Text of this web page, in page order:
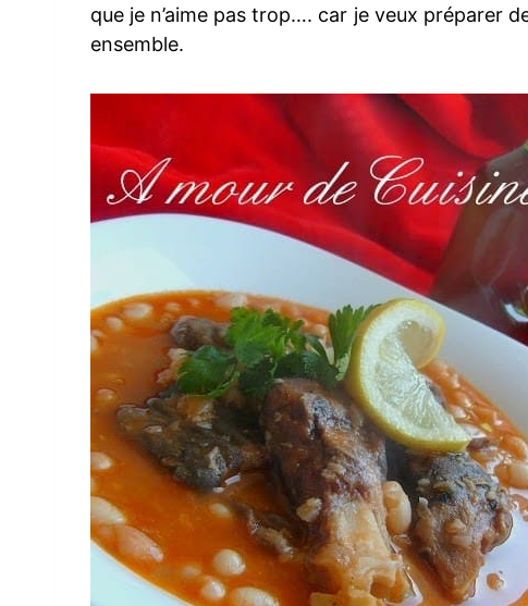
que je n’aime pas trop…. car je veux préparer
ensemble.